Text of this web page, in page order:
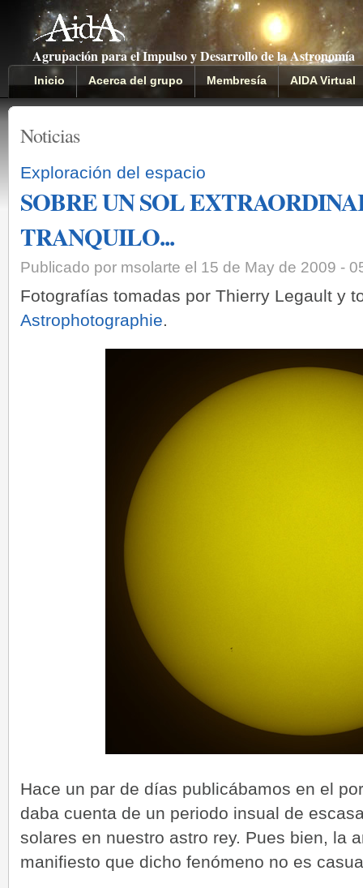
Agrupación para el Impulso y Desarrollo de la Astronomía
Inicio Acerca del grupo Membresía AIDA Virtual
Noticias
Exploración del espacio
SOBRE UN SOL
TRANQUILO...
Publicado por msolarte el 15 de May de 2009 -
Fotografías tomadas por Thierry Legault y
Astrophotographie
Hace un par de días publicábamos en el
daba cuenta de un periodo insual de
solares en nuestro astro rey. Pues bien, la
manifiesto que dicho fenómeno no es